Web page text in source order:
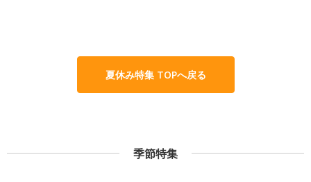
夏休み特集 TOPへ戻る
季節特集